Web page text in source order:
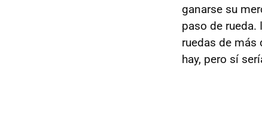
ganarse su
paso de rueda.
ruedas de más
hay, pero sí